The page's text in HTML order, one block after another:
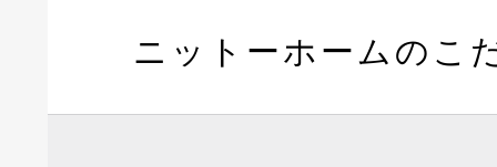
ニットーホームのこ